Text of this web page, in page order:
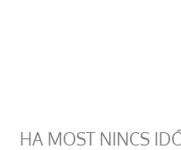
HA MOST NINCS